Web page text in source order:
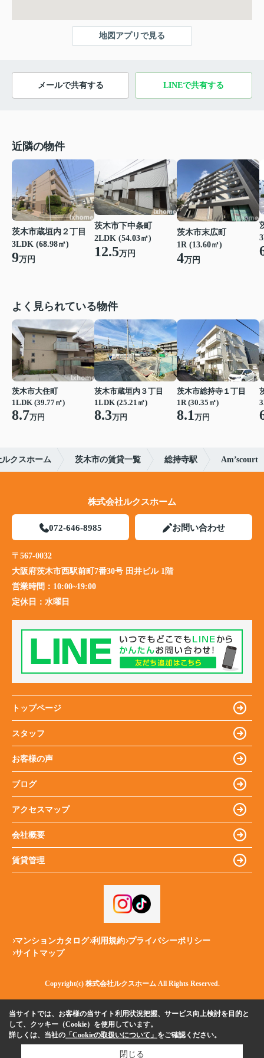
地図アプリで見る
メールで共有する LINEで共有する
近隣の物件
茨木市蔵垣内２丁目
3LDK (68.98㎡)
9万円
茨木市下中条町
2LDK (54.03㎡)
12.5万円
茨木市末広町
1R (13.60㎡)
4万円
よく見られている物件
茨木市大住町
1LDK (39.77㎡)
8.7万円
茨木市蔵垣内３丁目
1LDK (25.21㎡)
8.3万円
茨木市総持寺１丁目
1R (30.35㎡)
8.1万円
クスホーム 茨木市の賃貸一覧 総持寺駅 Am’scourt
株式会社ルクスホーム
072-646-8985 お問い合わせ
〒567-0032
大阪府茨木市西駅前町7番30号 田井ビル 1階
営業時間： 10:00~19:00
定休日： 水曜日
トップページ
スタッフ
お客様の声
ブログ
アクセスマップ
会社概要
賃貸管理
マンションカタログ 利用規約 プライバシーポリシー
サイトマップ
Copyright(c) 株式会社ルクスホーム All Rights Reserved.
当サイトでは、お客様の当サイト利用状況把握、サービス向上検討を目的と
して、クッキー（Cookie）を使用しています。
詳しくは、当社の 「Cookieの取扱いについて」 をご確認ください。
閉じる